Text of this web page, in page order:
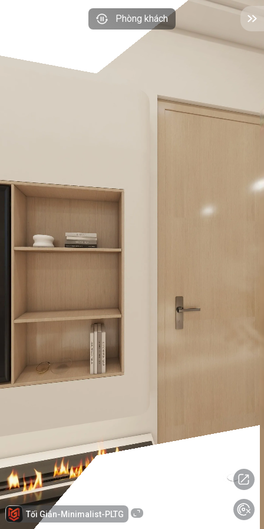
Phòng khách
Tối Giản-Minimalist-PLTG